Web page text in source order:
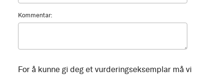
Kommentar:
For å kunne gi deg et vurderingseksemplar må vi